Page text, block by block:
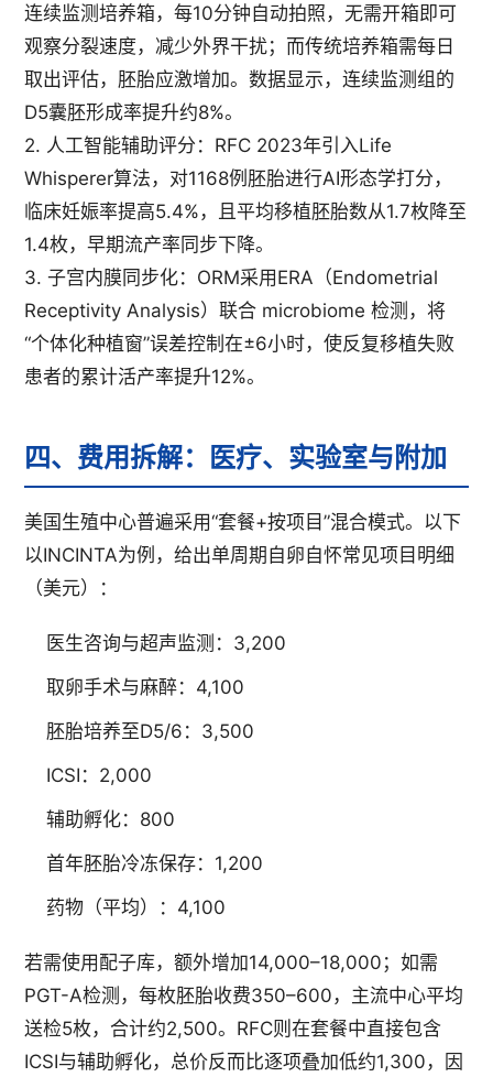
连续监测培养箱，每10分钟自动拍照，无需开箱即可
观察分裂速度，减少外界干扰；而传统培养箱需每日
取出评估，胚胎应激增加。数据显示，连续监测组的
D5囊胚形成率提升约8%。
2. 人工智能辅助评分：RFC 2023年引入Life
Whisperer算法，对1168例胚胎进行AI形态学打分，
临床妊娠率提高5.4%，且平均移植胚胎数从1.7枚降至
1.4枚，早期流产率同步下降。
3. 子宫内膜同步化：ORM采用ERA（Endometrial
Receptivity Analysis）联合 microbiome 检测，将
“个体化种植窗”误差控制在±6小时，使反复移植失败
患者的累计活产率提升12%。
四、费用拆解：医疗、实验室与附加
美国生殖中心普遍采用“套餐+按项目”混合模式。以下
以INCINTA为例，给出单周期自卵自怀常见项目明细
（美元）：
医生咨询与超声监测：3,200
取卵手术与麻醉：4,100
胚胎培养至D5/6：3,500
ICSI：2,000
辅助孵化：800
首年胚胎冷冻保存：1,200
药物（平均）：4,100
若需使用配子库，额外增加14,000–18,000；如需
PGT-A检测，每枚胚胎收费350–600，主流中心平均
送检5枚，合计约2,500。RFC则在套餐中直接包含
ICSI与辅助孵化，总价反而比逐项叠加低约1,300，因